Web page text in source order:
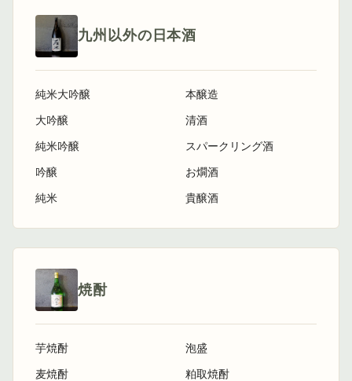
九州以外の日本酒
純米大吟醸
大吟醸
純米吟醸
吟醸
純米
本醸造
清酒
スパークリング酒
お燗酒
貴醸酒
焼酎
芋焼酎
麦焼酎
泡盛
粕取焼酎